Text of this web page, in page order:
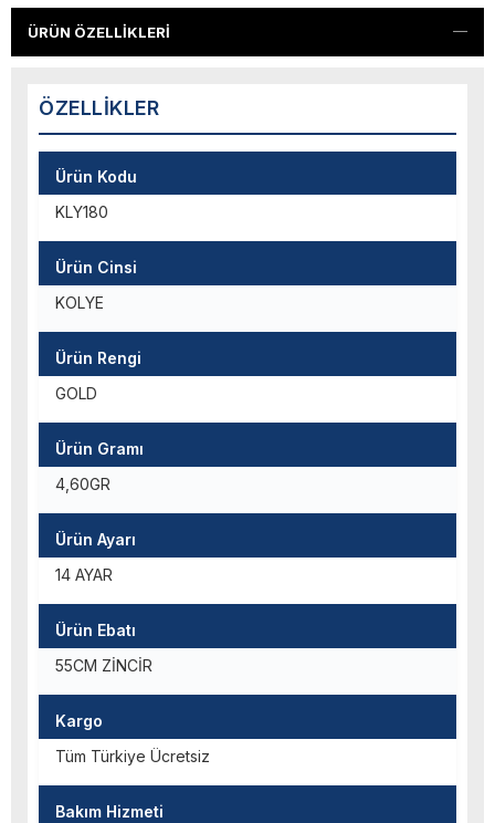
ÜRÜN ÖZELLIKLERI
ÖZELLIKLER
Ürün Kodu
KLY180
Ürün Cinsi
KOLYE
Ürün Rengi
GOLD
Ürün Gramı
4,60GR
Ürün Ayarı
14 AYAR
Ürün Ebatı
55CM ZİNCİR
Kargo
Tüm Türkiye Ücretsiz
Bakım Hizmeti